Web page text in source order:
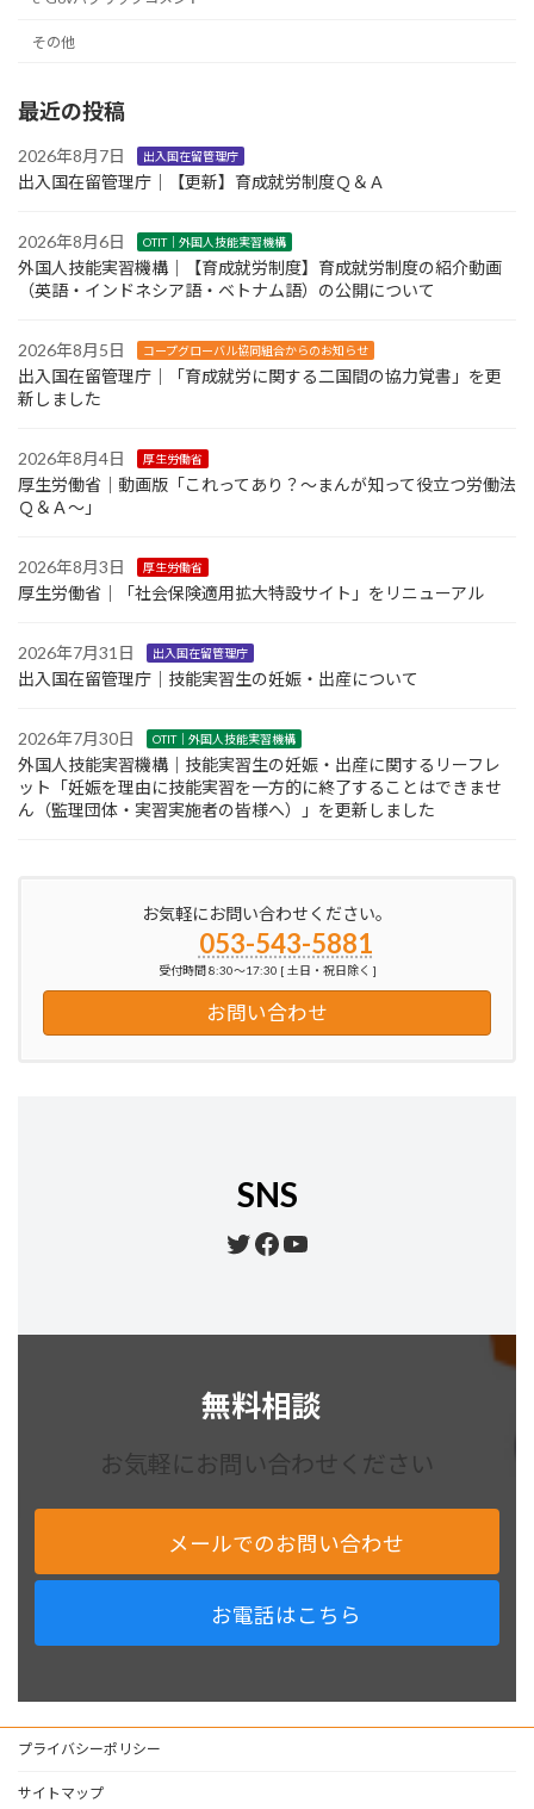
その他
最近の投稿
2026年8月7日 出入国在留管理庁
出入国在留管理庁｜【更新】育成就労制度Ｑ＆Ａ
2026年8月6日 OTIT｜外国人技能実習機構
外国人技能実習機構｜【育成就労制度】育成就労制度の紹介動画
（英語・インドネシア語・ベトナム語）の公開について
2026年8月5日 コープグローバル協同組合からのお知らせ
出入国在留管理庁｜「育成就労に関する二国間の協力覚書」を更
新しました
2026年8月4日 厚生労働省
厚生労働省｜動画版「これってあり？～まんが知って役立つ労働法
Ｑ＆Ａ～」
2026年8月3日 厚生労働省
厚生労働省｜「社会保険適用拡大特設サイト」をリニューアル
2026年7月31日 出入国在留管理庁
出入国在留管理庁｜技能実習生の妊娠・出産について
2026年7月30日 OTIT｜外国人技能実習機構
外国人技能実習機構｜技能実習生の妊娠・出産に関するリーフレ
ット「妊娠を理由に技能実習を一方的に終了することはできませ
ん（監理団体・実習実施者の皆様へ）」を更新しました
お気軽にお問い合わせください。
053-543-5881
受付時間 8:30～17:30 [ 土日・祝日除く ]
お問い合わせ
SNS
Twitter
Facebook
YouTube
無料相談
お気軽にお問い合わせください
メールでのお問い合わせ
お電話はこちら
プライバシーポリシー
サイトマップ